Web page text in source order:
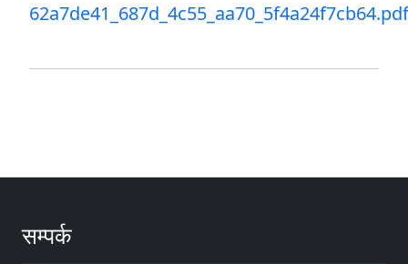
62a7de41_687d_4c55_aa70_5f4a24f7cb64.pdf
सम्पर्क